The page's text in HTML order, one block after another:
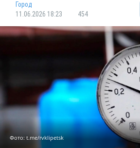
Город
11.06.2026 18:23
454
Фото: t.me/rvklipetsk